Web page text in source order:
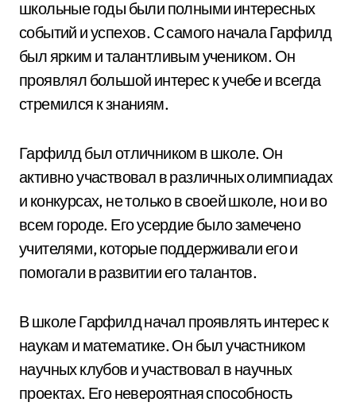
школьные годы были полными интересных
событий и успехов. С самого начала Гарфилд
был ярким и талантливым учеником. Он
проявлял большой интерес к учебе и всегда
стремился к знаниям.
Гарфилд был отличником в школе. Он
активно участвовал в различных олимпиадах
и конкурсах, не только в своей школе, но и во
всем городе. Его усердие было замечено
учителями, которые поддерживали его и
помогали в развитии его талантов.
В школе Гарфилд начал проявлять интерес к
наукам и математике. Он был участником
научных клубов и участвовал в научных
проектах. Его невероятная способность